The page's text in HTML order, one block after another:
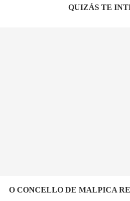
QUIZÁS TE
O CONCELLO DE MALPICA